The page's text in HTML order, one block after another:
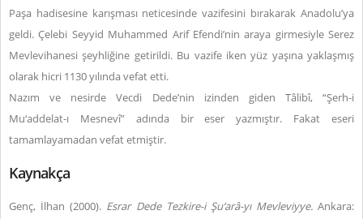
Paşa hadisesine karışması neticesinde vazifesini bırakarak Anadolu’ya
geldi. Çelebi Seyyid Muhammed Arif Efendi’nin araya girmesiyle Serez
Mevlevihanesi şeyhliğine getirildi. Bu vazife iken yüz yaşına yaklaşmış
olarak hicri 1130 yılında vefat etti.
Nazım ve nesirde Vecdi Dede’nin izinden giden Tâlibî, “Şerh-i
Mu‘addelat-ı Mesnevî” adında bir eser yazmıştır. Fakat eseri
tamamlayamadan vefat etmiştir.
Kaynakça
Genç, İlhan (2000). Esrar Dede Tezkire-i Şu‘arâ-yı Mevleviyye.Ankara: